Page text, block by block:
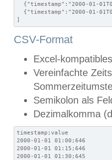
{"timestamp":"2000-01-
{"timestamp":"2000-01-
]
CSV-Format
Excel-
Vereinfachte
Semikolon als
Dezimalkomma
timestamp;value
2000-01-01 01:00;646
2000-01-01 01:15;646
2000-01-01 01:30;645